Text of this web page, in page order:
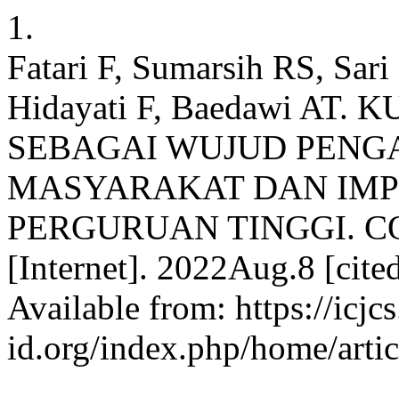
1.
Fatari F, Sumarsih RS,
Hidayati F, Baedawi AT.
SEBAGAI WUJUD
MASYARAKAT DAN
PERGURUAN TINGGI.
[Internet]. 2022Aug.8
Available from: https://
id.org/index.php/home/